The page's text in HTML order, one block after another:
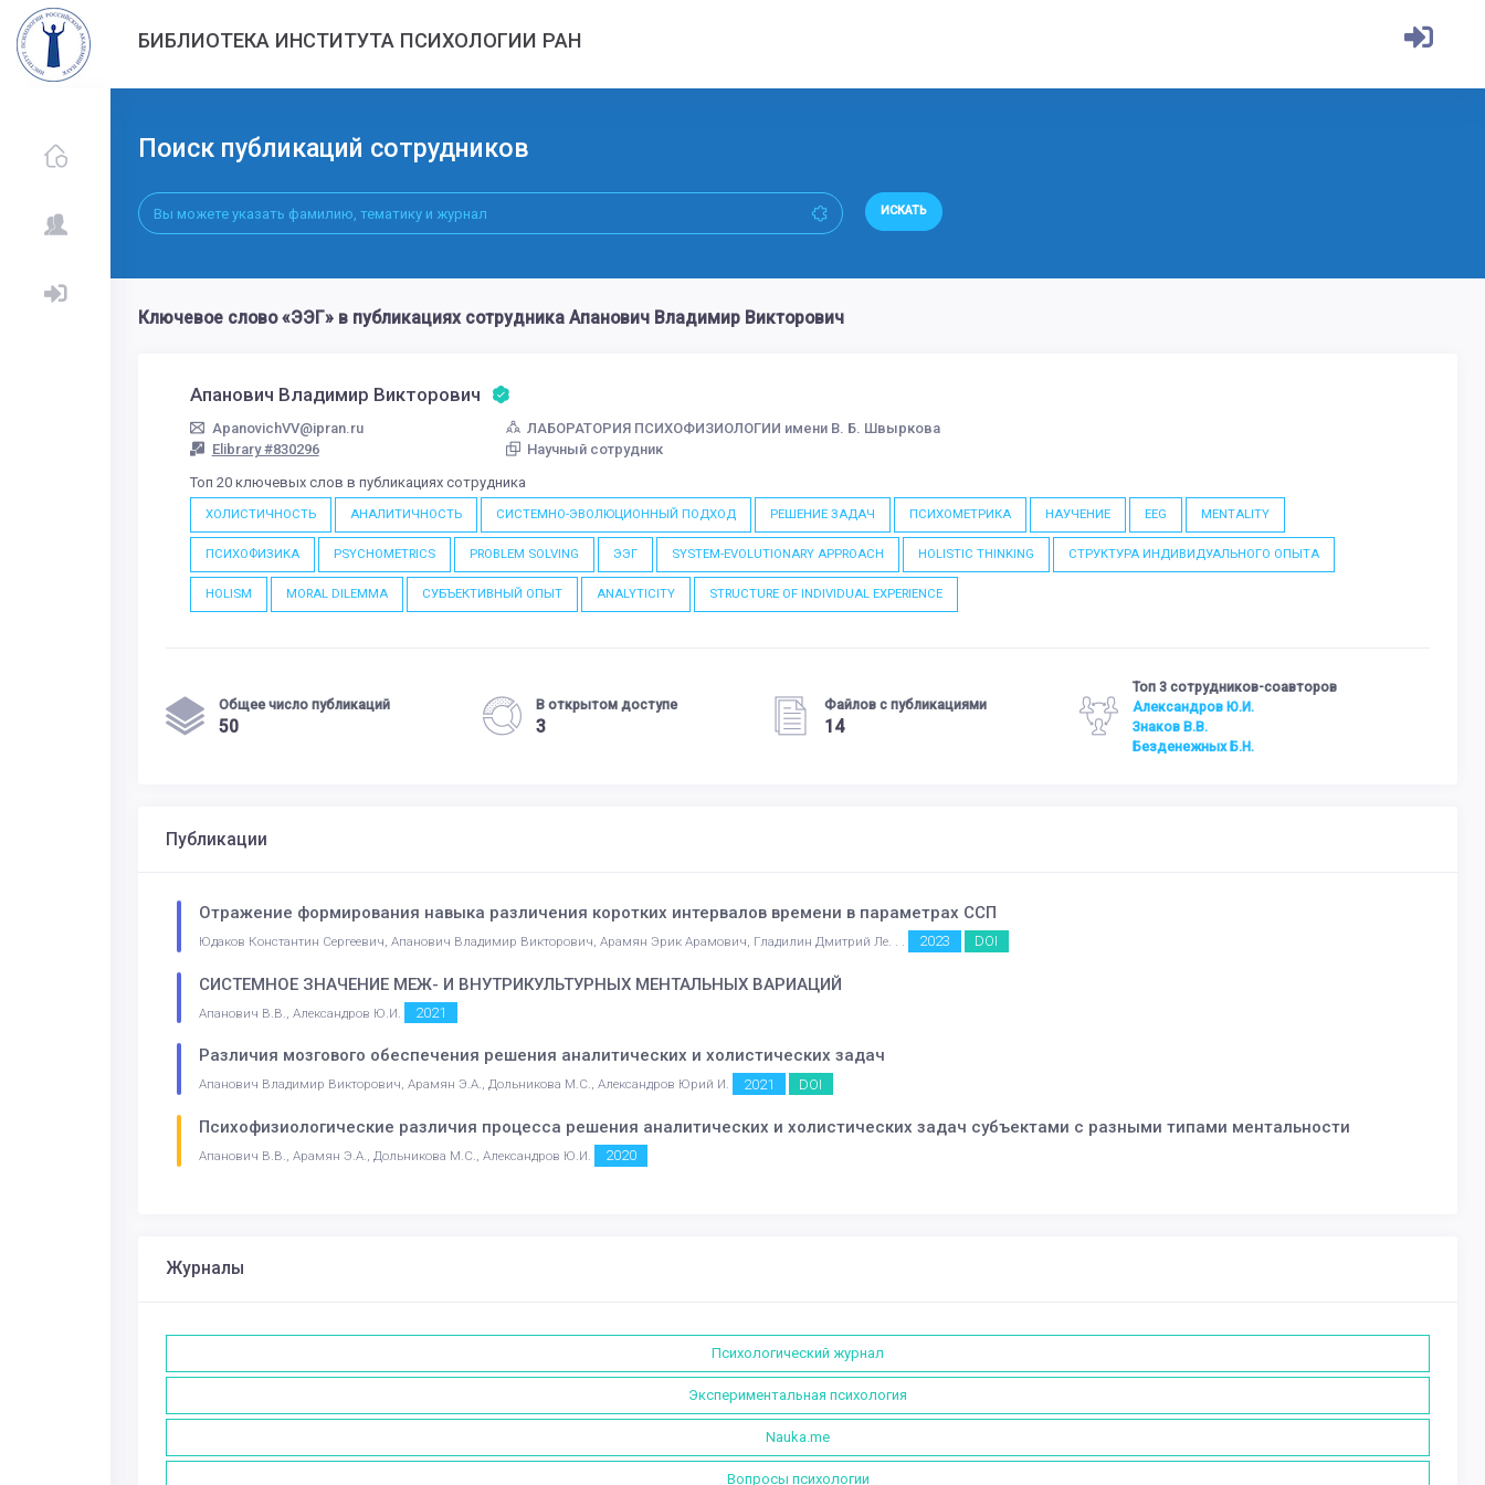
БИБЛИОТЕКА ИНСТИТУТА ПСИХОЛОГИИ РАН
Поиск публикаций сотрудников
ИСКАТЬ
Ключевое слово «ЭЭГ» в публикациях сотрудника Апанович Владимир Викторович
Апанович Владимир Викторович
ApanovichVV@ipran.ru
Elibrary #830296
ЛАБОРАТОРИЯ ПСИХОФИЗИОЛОГИИ имени В. Б. Швыркова
Научный сотрудник
Топ 20 ключевых слов в публикациях сотрудника
ХОЛИСТИЧНОСТЬ АНАЛИТИЧНОСТЬ СИСТЕМНО-ЭВОЛЮЦИОННЫЙ ПОДХОД РЕШЕНИЕ ЗАДАЧ ПСИХОМЕТРИКА НАУЧЕНИЕ EEG MENTALITY
ПСИХОФИЗИКА PSYCHOMETRICS PROBLEM SOLVING ЭЭГ SYSTEM-EVOLUTIONARY APPROACH HOLISTIC THINKING СТРУКТУРА ИНДИВИДУАЛЬНОГО ОПЫТА
HOLISM MORAL DILEMMA СУБЪЕКТИВНЫЙ ОПЫТ ANALYTICITY STRUCTURE OF INDIVIDUAL EXPERIENCE
Общее число публикаций
50
В открытом доступе
3
Файлов с публикациями
14
Топ 3 сотрудников-соавторов
Александров Ю.И.
Знаков В.В.
Безденежных Б.Н.
Публикации
Отражение формирования навыка различения коротких интервалов времени в параметрах ССП
Юдаков Константин Сергеевич, Апанович Владимир Викторович, Арамян Эрик Арамович, Гладилин Дмитрий Ле. . . 2023 DOI
СИСТЕМНОЕ ЗНАЧЕНИЕ МЕЖ- И ВНУТРИКУЛЬТУРНЫХ МЕНТАЛЬНЫХ ВАРИАЦИЙ
Апанович В.В., Александров Ю.И. 2021
Различия мозгового обеспечения решения аналитических и холистических задач
Апанович Владимир Викторович, Арамян Э.А., Дольникова М.С., Александров Юрий И. 2021 DOI
Психофизиологические различия процесса решения аналитических и холистических задач субъектами с разными типами ментальности
Апанович В.В., Арамян Э.А., Дольникова М.С., Александров Ю.И. 2020
Журналы
Психологический журнал
Экспериментальная психология
Nauka.me
Вопросы психологии